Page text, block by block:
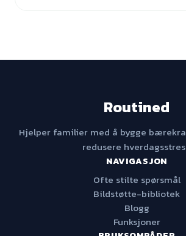
Routined
Hjelper familier med å bygge
redusere
NAVIGASJON
Ofte stilte spørsmål
Bildstøtte-bibliotek
Blogg
Funksjoner